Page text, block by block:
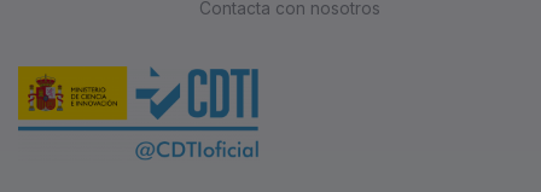
Contacta con nosotros